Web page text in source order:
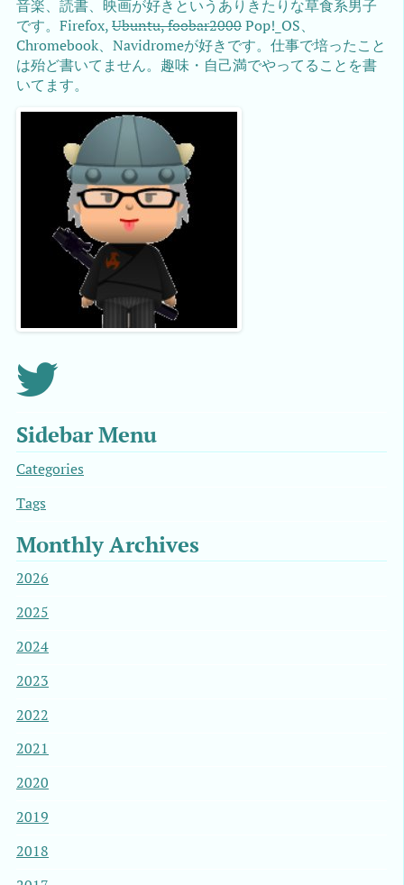
音楽、読書、映画が好きというありきたりな草食系男子
です。Firefox,Ubuntu, foobar2000Pop!_OS、
Chromebook、Navidromeが好きです。仕事で培ったこと
は殆ど書いてません。趣味・自己満でやってることを書
いてます。
Sidebar Menu
Categories
Tags
Monthly Archives
2026
2025
2024
2023
2022
2021
2020
2019
2018